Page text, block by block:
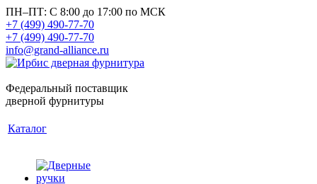
ПН–ПТ: С 8:00 до 17:00 по МСК
+7 (499) 490-77-70
+7 (499) 490-77-70
info@grand-alliance.ru
Федеральный поставщик
дверной фурнитуры
Каталог